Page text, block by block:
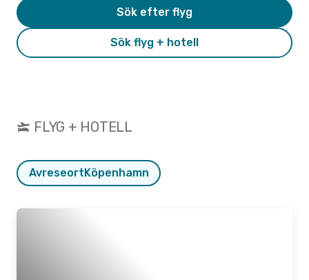
Sök flyg + hotell
Sök efter flyg
FLYG + HOTELL
Avreseort Köpenhamn